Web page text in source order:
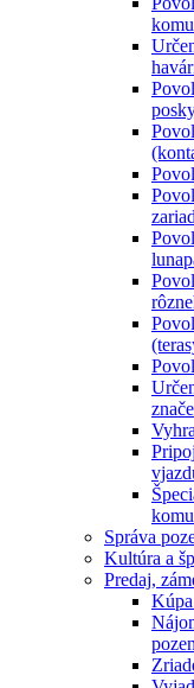
Správa
Kultúra a
Predaj,
Kúpa